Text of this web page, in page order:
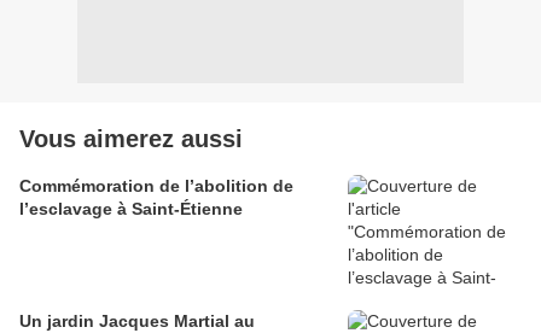
Vous aimerez aussi
Commémoration de l’abolition de
l’esclavage à Saint-Étienne
Un jardin Jacques Martial au